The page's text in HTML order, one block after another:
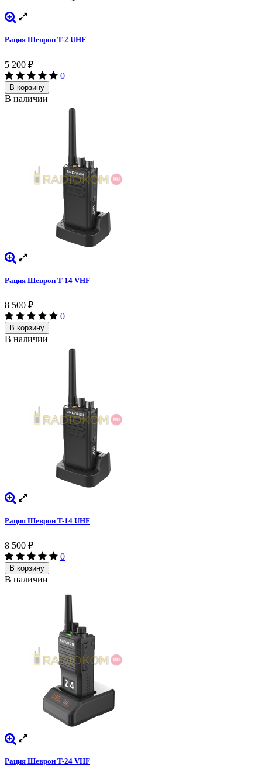
Рация Шеврон T-2 UHF
5 200 ₽
0
В корзину
В наличии
Рация Шеврон T-14 VHF
8 500 ₽
0
В корзину
В наличии
Рация Шеврон T-14 UHF
8 500 ₽
0
В корзину
В наличии
Рация Шеврон T-24 VHF